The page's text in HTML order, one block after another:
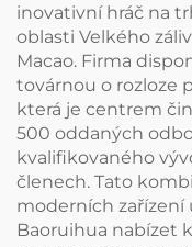
inovativní hráč na
oblasti Velkého
Macao. Firma
továrnou o rozloze
která je centrem
500 oddaných
kvalifikovaného
členech. Tato
moderních
Baoruihua nabízet